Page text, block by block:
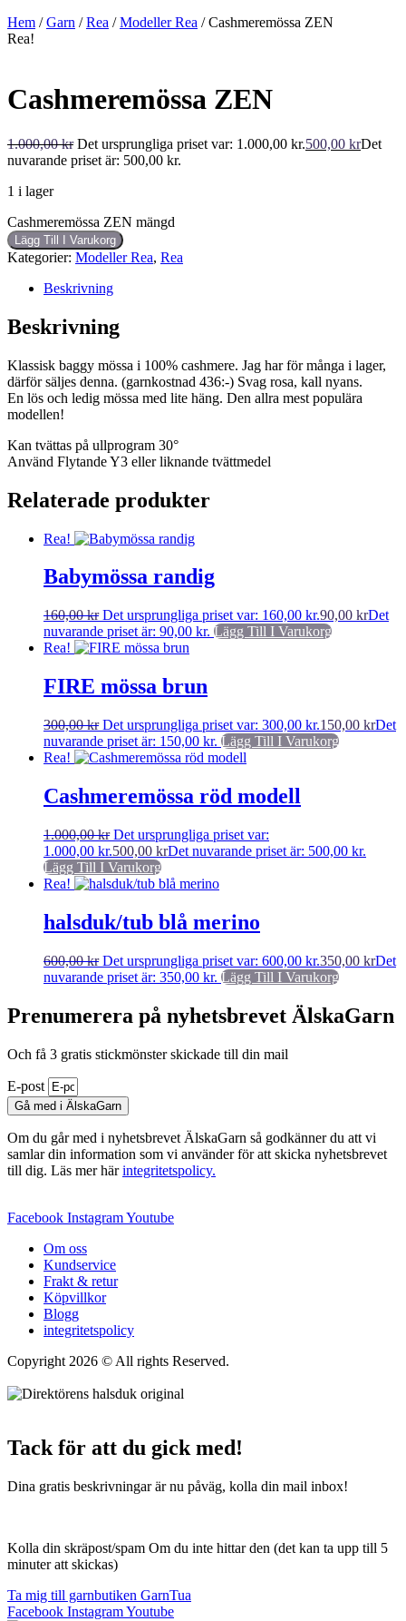
Hem /Garn /Rea /Modeller Rea / Cashmeremössa ZEN
Rea!
Cashmeremössa ZEN
1.000,00kr Det ursprungliga priset var: 1.000,00 kr.500,00 krDet
nuvarande priset är: 500,00 kr.
1 i lager
Cashmeremössa ZEN mängd
Lägg Till I Varukorg
Kategorier: Modeller Rea, Rea
Beskrivning
Beskrivning
Klassisk baggy mössa i 100% cashmere. Jag har för många i lager,
därför säljes denna. (garnkostnad 436:-) Svag rosa, kall nyans.
En lös och ledig mössa med lite häng. Den allra mest populära
modellen!
Kan tvättas på ullprogram 30°
Använd Flytande Y3 eller liknande tvättmedel
Relaterade produkter
Rea!
Babymössa randig
160,00kr Det ursprungliga priset var: 160,00 kr.90,00 krDet
nuvarande priset är: 90,00 kr. Lägg Till I Varukorg
Rea!
FIRE mössa brun
300,00kr Det ursprungliga priset var: 300,00 kr.150,00 krDet
nuvarande priset är: 150,00 kr. Lägg Till I Varukorg
Rea!
Cashmeremössa röd modell
1.000,00kr Det ursprungliga priset var:
1.000,00 kr.500,00 krDet nuvarande priset är: 500,00 kr.
Lägg Till I Varukorg
Rea!
halsduk/tub blå merino
600,00kr Det ursprungliga priset var: 600,00 kr.350,00 krDet
nuvarande priset är: 350,00 kr. Lägg Till I Varukorg
Prenumerera på nyhetsbrevet ÄlskaGarn
Och få 3 gratis stickmönster skickade till din mail
E-post
Gå med i ÄlskaGarn
Om du går med i nyhetsbrevet ÄlskaGarn så godkänner du att vi
samlar din information som vi använder för att skicka nyhetsbrevet
till dig. Läs mer härintegritetspolicy.
Facebook InstagramYoutube
Om oss
Kundservice
Frakt & retur
Köpvillkor
Blogg
integritetspolicy
Copyright 2026 © All rights Reserved.
Tack för att du gick med!
Dina gratis beskrivningar är nu påväg, kolla din mail inbox!
Kolla din skräpost/spam Om du inte hittar den (det kan ta upp till 5
minuter att skickas)
Ta mig till garnbutiken GarnTua
Facebook InstagramYoutube